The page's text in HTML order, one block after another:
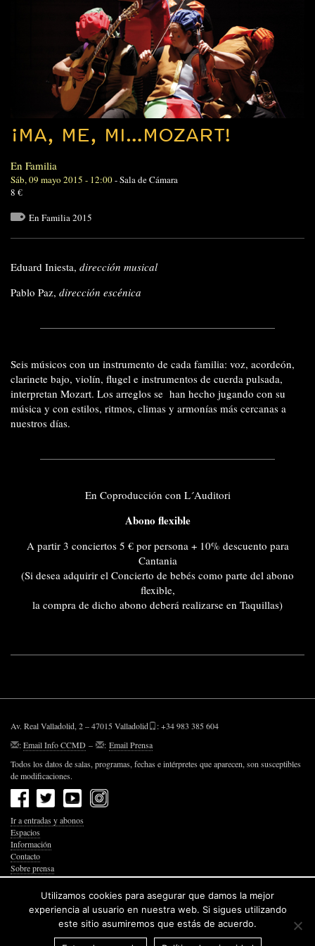
¡MA, ME, MI…MOZART!
En Familia
Sáb, 09 mayo 2015 - 12:00-Sala de Cámara
8 €
En Familia 2015
Eduard Iniesta, dirección musical
Pablo Paz, dirección escénica
Seis músicos con un instrumento de cada familia: voz, acordeón,
clarinete bajo, violín, flugel e instrumentos de cuerda pulsada,
interpretan Mozart. Los arreglos se han hecho jugando con su
música y con estilos, ritmos, climas y armonías más cercanas a
nuestros días.
En Coproducción con L´Auditori
Abono flexible
A partir 3 conciertos 5 € por persona + 10% descuento para
Cantania
(Si desea adquirir el Concierto de bebés como parte del abono
flexible,
la compra de dicho abono deberá realizarse en Taquillas)
Av. Real Valladolid, 2 – 47015 Valladolid
: +34 983 385 604
:Email Info CCMD – : Email Prensa
Todos los datos de salas, programas, fechas e intérpretes que aparecen, son susceptibles
de modificaciones.
Ir a entradas y abonos
Espacios
Información
Contacto
Sobre prensa
Política de Privacidad
Política de Cookies
Accesibilidad Web
Utilizamos cookies para asegurar que damos la mejor
experiencia al usuario en nuestra web. Si sigues utilizando
este sitio asumiremos que estás de acuerdo.